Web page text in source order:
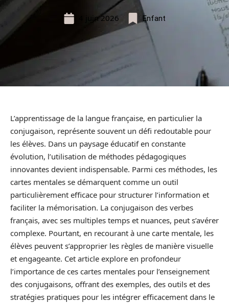
4 juin 2026 Enfant
L’apprentissage de la langue française, en particulier la
conjugaison, représente souvent un défi redoutable pour
les élèves. Dans un paysage éducatif en constante
évolution, l’utilisation de méthodes pédagogiques
innovantes devient indispensable. Parmi ces méthodes, les
cartes mentales se démarquent comme un outil
particulièrement efficace pour structurer l’information et
faciliter la mémorisation. La conjugaison des verbes
français, avec ses multiples temps et nuances, peut s’avérer
complexe. Pourtant, en recourant à une carte mentale, les
élèves peuvent s’approprier les règles de manière visuelle
et engageante. Cet article explore en profondeur
l’importance de ces cartes mentales pour l’enseignement
des conjugaisons, offrant des exemples, des outils et des
stratégies pratiques pour les intégrer efficacement dans le